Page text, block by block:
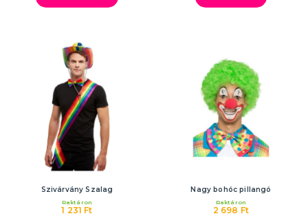
Szivárvány Szalag
1 231 Ft
Raktáron
Nagy bohóc pillangó
2 698 Ft
Raktáron